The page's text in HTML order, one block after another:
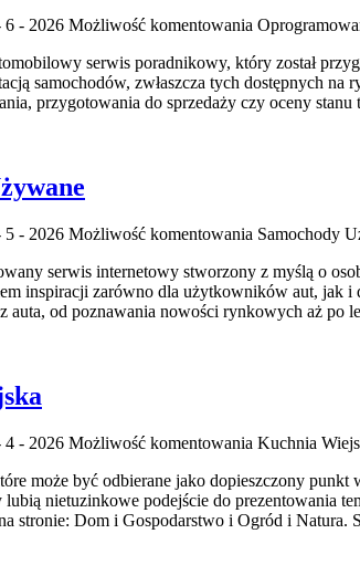
6 - 2026 Możliwość komentowania
serwis poradnikowy, który został
samochodów, zwłaszcza tych dostępnych
przygotowania do sprzedaży czy oceny
5 - 2026 Możliwość komentowania Samochody
serwis internetowy stworzony z myślą o
inspiracji zarówno dla użytkowników aut, jak
auta, od poznawania nowości rynkowych aż
4 - 2026 Możliwość komentowania Kuchnia
może być odbierane jako dopieszczony
nietuzinkowe podejście do prezentowania
stronie: Dom i Gospodarstwo i Ogród i